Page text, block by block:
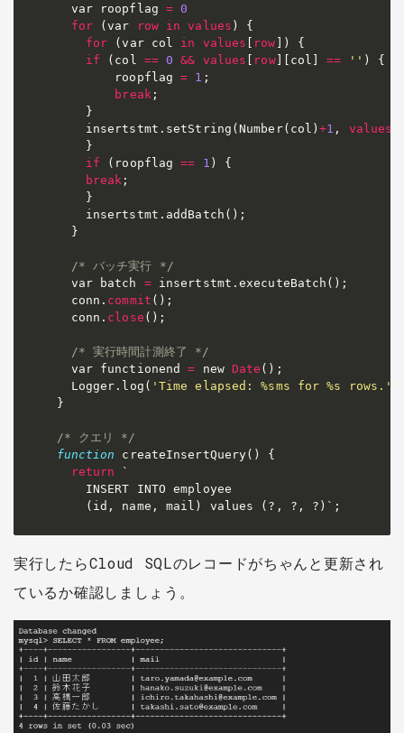
  var roopflag
= 0
for
(var row in values )
{
for
(var col in values row )
{
if
( col == 0 && values row] col == '' )
{
        roopflag
= 1 ;
break ;
    }
    insertstmt
. setString (Number( col )+1 , values
    }
if
( roopflag == 1 )
{
break ;
    }
    insertstmt
. addBatch ( ) ;
  }
/* バッチ実行 */
  var batch
= insertstmt .executeBatch ( ) ;
  conn
. commit ( ) ;
  conn
. close ( ) ;
/* 実行時間計測終了 */
  var functionend
= new Date ( ) ;
  Logger
. log ( 'Time elapsed: %sms for %s rows.'
}
/* クエリ */
function createInsertQuery( )
{
return
`
    INSERT INTO employee
    (id, name, mail) values (?, ?, ?)
` ;
実行したらCloud SQLのレコードがちゃんと更新され
ているか確認しましょう。